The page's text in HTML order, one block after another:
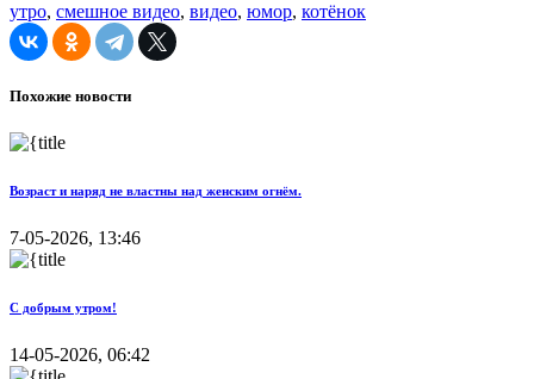
утро, смешное видео, видео, юмор, котёнок
Похожие новости
Возраст и наряд не властны над женским огнём.
7-05-2026, 13:46
С добрым утром!
14-05-2026, 06:42